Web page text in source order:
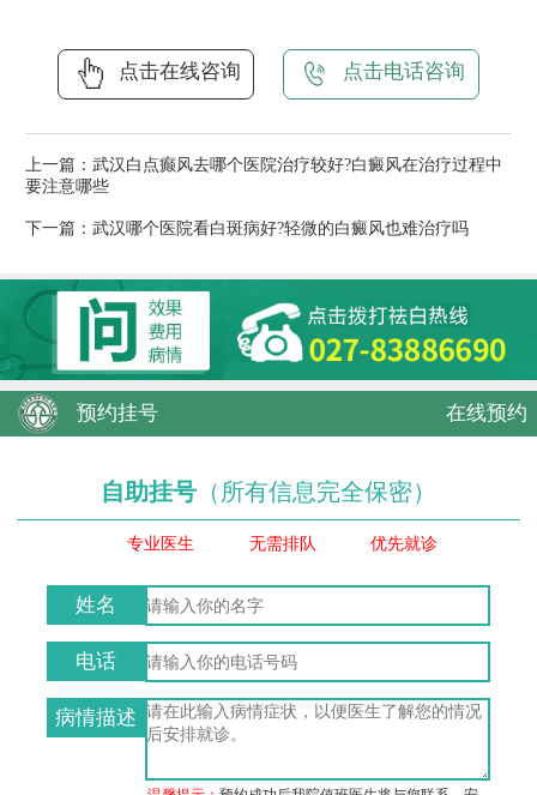
点击在线咨询 点击电话咨询
上一篇： 武汉白点癫风去哪个医院治疗较好?白癜风在治疗过程中
要注意哪些
下一篇： 武汉哪个医院看白斑病好?轻微的白癜风也难治疗吗
预约挂号 在线预约
自助挂号 （所有信息完全保密）
专业医生 无需排队 优先就诊
姓名
电话
病情描述